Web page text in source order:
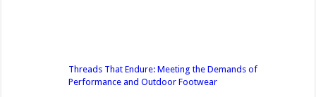
Threads That Endure: Meeting the Demands of
Performance and Outdoor Footwear